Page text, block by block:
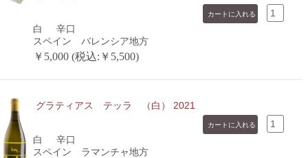
白
辛口
スペイン バレンシア地方
￥5,000 (税込:￥5,500)
グラティアス テッラ （白） 2021
白
辛口
スペイン ラマンチャ地方